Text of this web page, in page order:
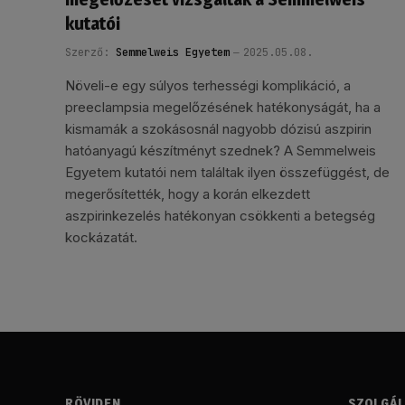
kutatói
Szerző: Semmelweis Egyetem 2025.05.08.
Növeli-e egy súlyos terhességi komplikáció, a
preeclampsia megelőzésének hatékonyságát, ha a
kismamák a szokásosnál nagyobb dózisú aszpirin
hatóanyagú készítményt szednek? A Semmelweis
Egyetem kutatói nem találtak ilyen összefüggést, de
megerősítették, hogy a korán elkezdett
aszpirinkezelés hatékonyan csökkenti a betegség
kockázatát.